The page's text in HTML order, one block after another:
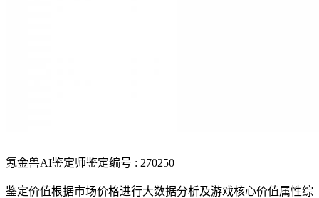
氪金兽AI鉴定师鉴定编号 : 270250
鉴定价值根据市场价格进行大数据分析及游戏核心价值属性综